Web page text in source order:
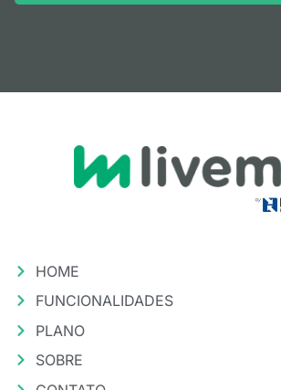
HOME
FUNCIONALIDADES
PLANO
SOBRE